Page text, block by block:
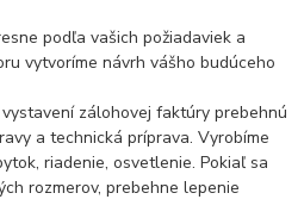
podľa vašich požiadaviek a
vytvoríme návrh vášho budúceho
zálohovej faktúry prebehnú
a technická príprava. Vyrobíme
riadenie, osvetlenie. Pokiaľ sa
rozmerov, prebehne lepenie